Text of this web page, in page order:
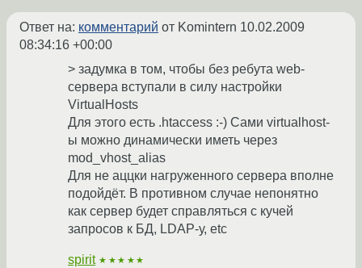
Ответ на: комментарий от Komintern 10.02.2009
08:34:16 +00:00
> задумка в том, чтобы без ребута web-
сервера вступали в силу настройки
VirtualHosts
Для этого есть .htaccess :-) Сами virtualhost-
ы можно динамически иметь через
mod_vhost_alias
Для не аццки нагруженного сервера вполне
подойдёт. В противном случае непонятно
как сервер будет справляться с кучей
запросов к БД, LDAP-у, etc
spirit ★★★★★